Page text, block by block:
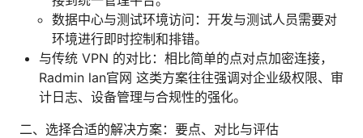
数据中心与测试环境访问：开发与测试人员需要对
环境进行即时控制和排错。
与传统 VPN 的对比：相比简单的点对点加密连接，
Radmin lan官网 这类方案往往强调对企业级权限、审
计日志、设备管理与合规性的强化。
二、选择合适的解决方案：要点、对比与评估